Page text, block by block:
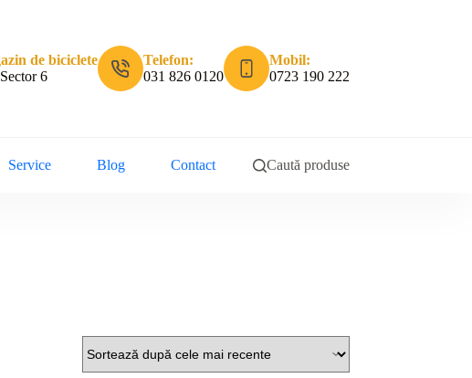
de biciclete
6
Telefon:
031 826 0120
Mobil:
0723 190 222
Service Blog Contact Caută produse